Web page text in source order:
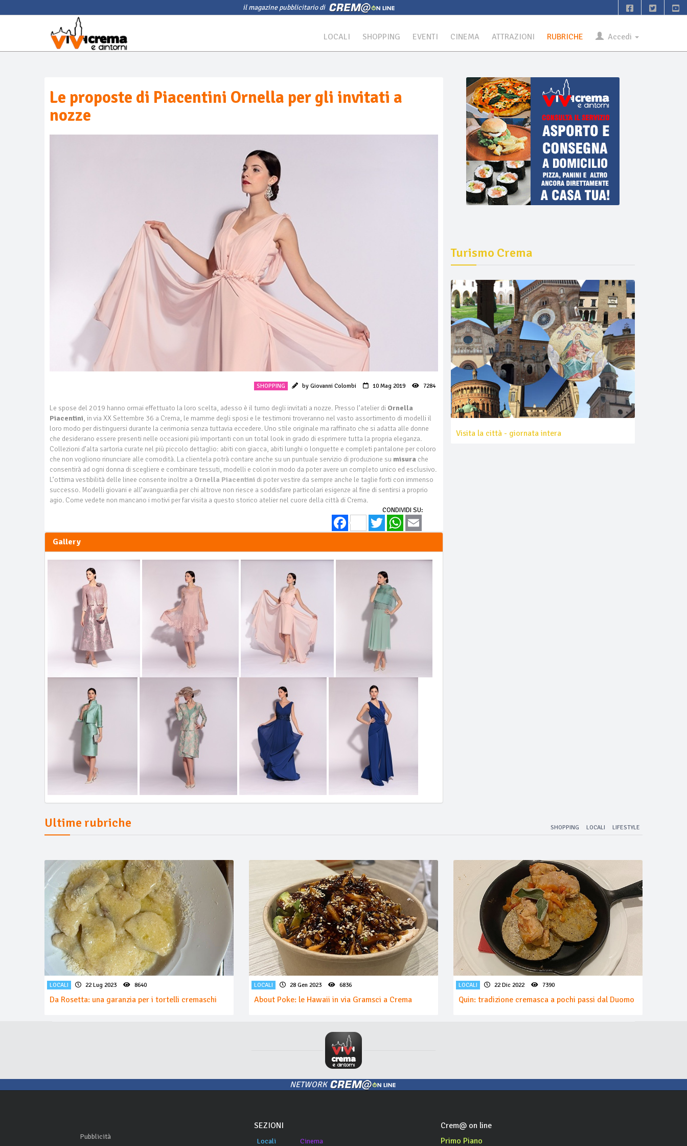
il magazine pubblicitario di
LOCALI SHOPPING EVENTI CINEMA ATTRAZIONI RUBRICHE Accedi
Le proposte di Piacentini Ornella per gli invitati a
nozze
SHOPPING by Giovanni Colombi 10 Mag 2019 7284
Le spose del 2019 hanno ormai effettuato la loro scelta, adesso è il turno degli invitati a nozze. Presso l’atelier di Ornella
Piacentini, in via XX Settembre 36 a Crema, le mamme degli sposi e le testimoni troveranno nel vasto assortimento di modelli il
loro modo per distinguersi durante la cerimonia senza tuttavia eccedere. Uno stile originale ma raffinato che si adatta alle donne
che desiderano essere presenti nelle occasioni più importanti con un total look in grado di esprimere tutta la propria eleganza.
Collezioni d’alta sartoria curate nel più piccolo dettaglio: abiti con giacca, abiti lunghi o longuette e completi pantalone per coloro
che non vogliono rinunciare alle comodità. La clientela potrà contare anche su un puntuale servizio di produzione su misura che
consentirà ad ogni donna di scegliere e combinare tessuti, modelli e colori in modo da poter avere un completo unico ed esclusivo.
L’ottima vestibilità delle linee consente inoltre a Ornella Piacentini di poter vestire da sempre anche le taglie forti con immenso
successo. Modelli giovani e all’avanguardia per chi altrove non riesce a soddisfare particolari esigenze al fine di sentirsi a proprio
agio. Come vedete non mancano i motivi per far visita a questo storico atelier nel cuore della città di Crema.
CONDIVIDI SU:
FacebookTwitter WhatsApp
Gallery
Turismo Crema
Visita la città - giornata intera
Ultime rubriche SHOPPING LOCALI LIFESTYLE
LOCALI 22 Lug 2023 8640
Da Rosetta: una garanzia per i tortelli cremaschi
LOCALI 28 Gen 2023 6836
About Poke: le Hawaii in via Gramsci a Crema
LOCALI 22 Dic 2022 7390
Quin: tradizione cremasca a pochi passi dal Duomo
NETWORK
Pubblicità
SEZIONI
Locali Cinema
Crem@ on line
Primo Piano